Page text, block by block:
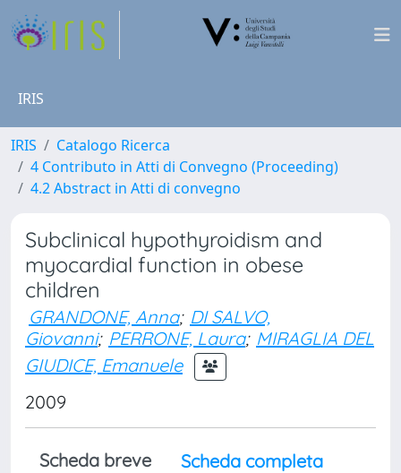
IRIS
IRIS
Catalogo Ricerca
4 Contributo in Atti di Convegno (Proceeding)
4.2 Abstract in Atti di convegno
Subclinical hypothyroidism and
myocardial function in obese
children
GRANDONE, Anna; DI SALVO,
Giovanni; PERRONE, Laura; MIRAGLIA DEL
GIUDICE, Emanuele
2009
Scheda breve
Scheda completa